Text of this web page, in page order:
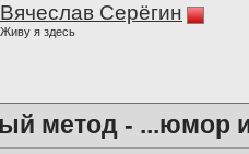
Вячеслав Серёгин
Живу я здесь
метод - ...юмор